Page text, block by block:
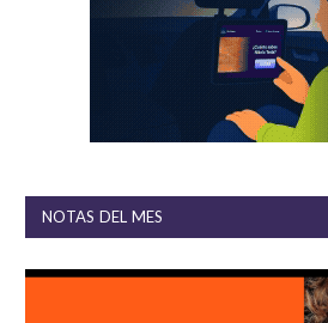
NOTAS DEL MES